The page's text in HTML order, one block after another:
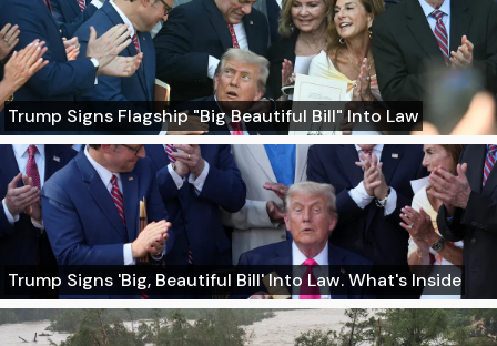
Trump Signs Flagship "Big Beautiful Bill" Into Law
Trump Signs 'Big, Beautiful Bill' Into Law. What's Inside